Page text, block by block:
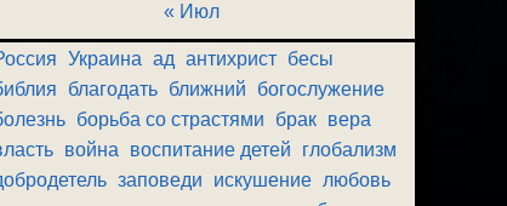
« Июл
Украина ад антихрист бесы
благодать ближний
богослужение
борьба со страстями брак вера
война воспитание детей
глобализм
заповеди искушение любовь